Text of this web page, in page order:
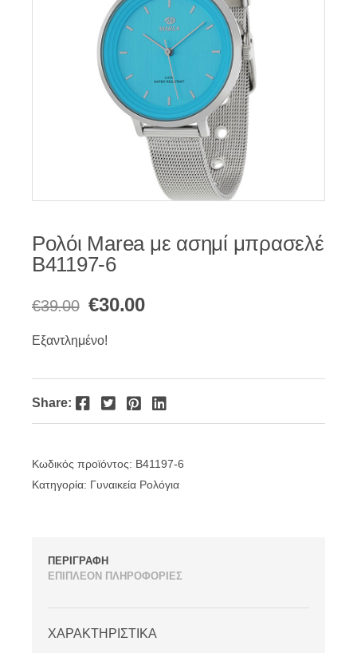
Ρολόι Marea με ασημί μπρασελέ
B41197-6
€39.00 Original
price
€30.00Η
€30.00.
Εξαντλημένο!
Share: Facebook Twitter Pinterest LinkedIn
Κωδικός προϊόντος: B41197-6
Κατηγορία: Γυναικεία Ρολόγια
ΠΕΡΙΓΡΑΦΗ
ΕΠΙΠΛΕΟΝ ΠΛΗΡΟΦΟΡΙΕΣ
ΧΑΡΑΚΤΗΡΙΣΤΙΚΑ